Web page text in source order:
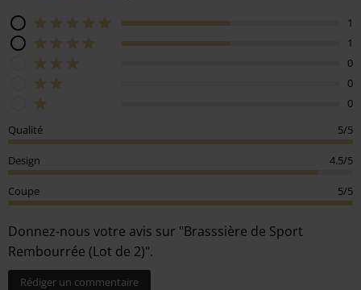
1
1
0
0
0
Qualité
5/5
Design 4.5/5
Coupe 5/5
Donnez-nous votre avis sur "Brasssière de Sport
Rembourrée (Lot de 2)".
Rédiger un commentaire